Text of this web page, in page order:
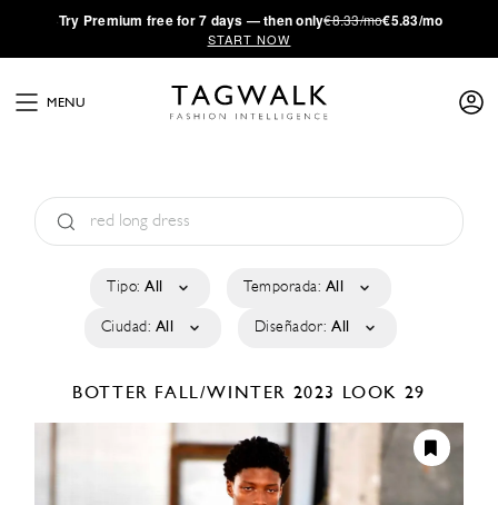
·Try Premium free for 7 days — then only€8.33/mo€5.83/mo
START NOW
MENU
Tipo: All Temporada: All
Ciudad: All Diseñador: All
BOTTER FALL/WINTER 2023 LOOK 29